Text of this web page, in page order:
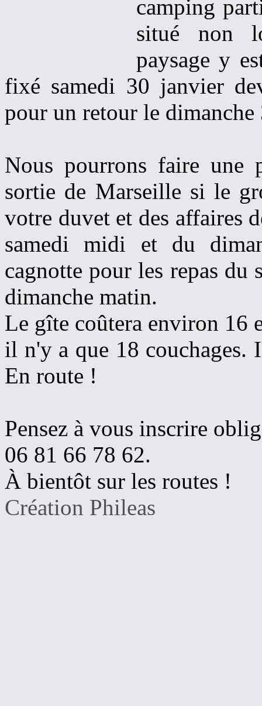
camping
situé non
paysage y
fixé samedi 30 janvier
pour un retour le
Nous pourrons faire une
sortie de Marseille si le
votre duvet et des affaires
samedi midi et du
cagnotte pour les repas du
dimanche matin.
Le gîte coûtera environ 16
il n'y a que 18 couchages.
En route !
Pensez à vous inscrire
06 81 66 78 62.
À bientôt sur les routes !
Création Phileas